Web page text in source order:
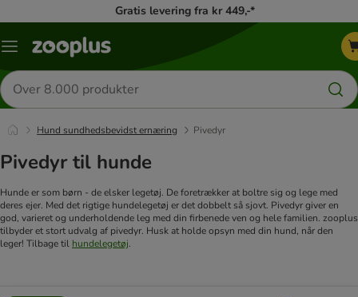
Gratis levering fra kr 449,-*
Menu
Søg
efter
produkter
Hund sundhedsbevidst ernæring Pivedyr
Pivedyr til hunde
Hunde er som børn - de elsker legetøj. De foretrækker at boltre sig og lege med
deres ejer. Med det rigtige hundelegetøj er det dobbelt så sjovt. Pivedyr giver en
god, varieret og underholdende leg med din firbenede ven og hele familien. zooplus
tilbyder et stort udvalg af pivedyr. Husk at holde opsyn med din hund, når den
leger! Tilbage til hundelegetøj.